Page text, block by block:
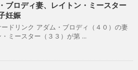
ブロディ妻、レイトン・ミースター
妊娠
ードリンク アダム・ブロディ（４０）の妻
・ミースター（３３）が第 ...